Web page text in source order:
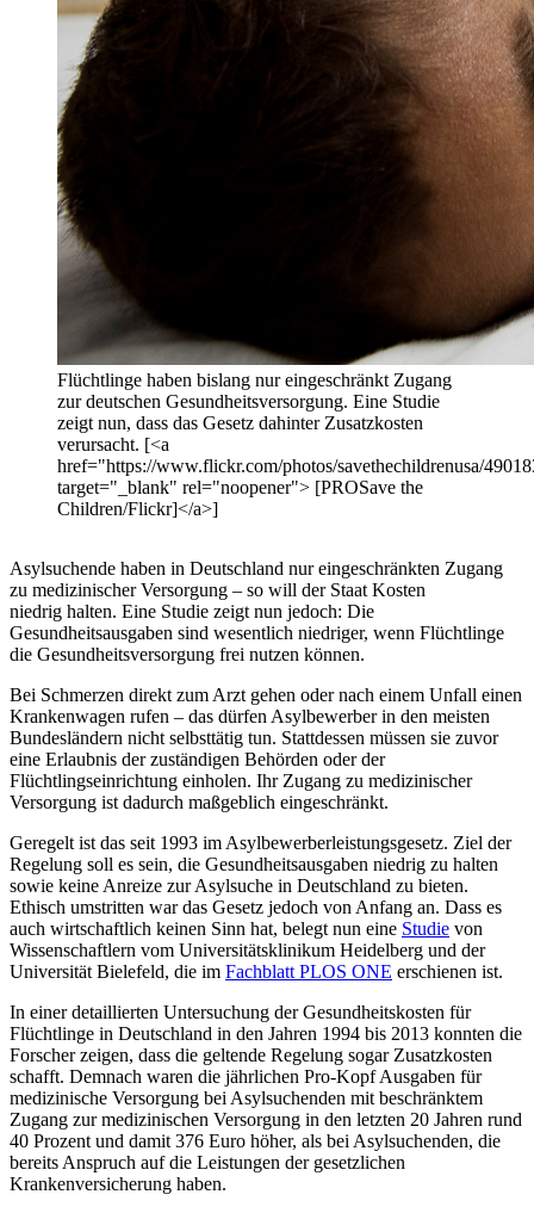
Flüchtlinge haben bislang nur eingeschränkt Zugang
zur deutschen Gesundheitsversorgung. Eine Studie
zeigt nun, dass das Gesetz dahinter Zusatzkosten
verursacht. [<a
href="https://www.flickr.com/photos/savethechildrenusa/
target="_blank" rel="noopener"> [PROSave the
Children/Flickr]</a>]
Asylsuchende haben in Deutschland nur eingeschränkten Zugang
zu medizinischer Versorgung – so will der Staat Kosten
niedrig halten. Eine Studie zeigt nun jedoch: Die
Gesundheitsausgaben sind wesentlich niedriger, wenn Flüchtlinge
die Gesundheitsversorgung frei nutzen können.
Bei Schmerzen direkt zum Arzt gehen oder nach einem Unfall einen
Krankenwagen rufen – das dürfen Asylbewerber in den meisten
Bundesländern nicht selbsttätig tun. Stattdessen müssen sie zuvor
eine Erlaubnis der zuständigen Behörden oder der
Flüchtlingseinrichtung einholen. Ihr Zugang zu medizinischer
Versorgung ist dadurch maßgeblich eingeschränkt.
Geregelt ist das seit 1993 im Asylbewerberleistungsgesetz. Ziel der
Regelung soll es sein, die Gesundheitsausgaben niedrig zu halten
sowie keine Anreize zur Asylsuche in Deutschland zu bieten.
Ethisch umstritten war das Gesetz jedoch von Anfang an. Dass es
auch wirtschaftlich keinen Sinn hat, belegt nun eine Studie von
Wissenschaftlern vom Universitätsklinikum Heidelberg und der
Universität Bielefeld, die im Fachblatt PLOS ONE erschienen ist.
In einer detaillierten Untersuchung der Gesundheitskosten für
Flüchtlinge in Deutschland in den Jahren 1994 bis 2013 konnten die
Forscher zeigen, dass die geltende Regelung sogar Zusatzkosten
schafft. Demnach waren die jährlichen Pro-Kopf Ausgaben für
medizinische Versorgung bei Asylsuchenden mit beschränktem
Zugang zur medizinischen Versorgung in den letzten 20 Jahren rund
40 Prozent und damit 376 Euro höher, als bei Asylsuchenden, die
bereits Anspruch auf die Leistungen der gesetzlichen
Krankenversicherung haben.